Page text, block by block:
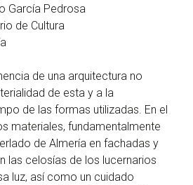
García Pedrosa
de Cultura
de una arquitectura no
de esta y a la
de las formas utilizadas. En el
materiales, fundamentalmente
de Almería en fachadas y
las celosías de los lucernarios
luz, así como un cuidado